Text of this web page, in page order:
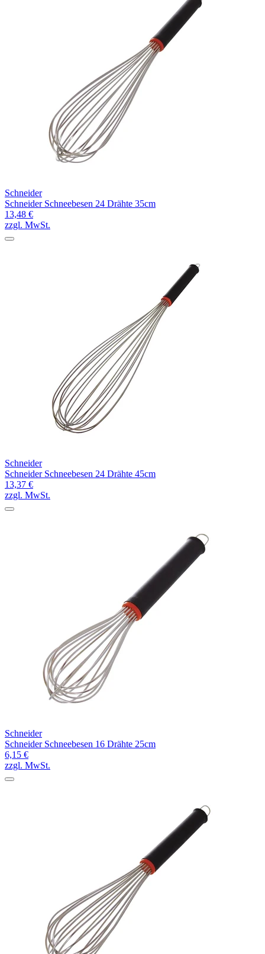
Schneider
Schneider Schneebesen 24 Drähte 35cm
13,48 €
zzgl. MwSt.
Schneider
Schneider Schneebesen 24 Drähte 45cm
13,37 €
zzgl. MwSt.
Schneider
Schneider Schneebesen 16 Drähte 25cm
6,15 €
zzgl. MwSt.